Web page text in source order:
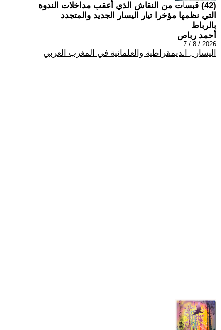
(42) قبسات من النقاش الذي أعقب مداخلات الندوة
التي نظمها مؤخرا تيار اليسار الجديد والمتجدد
بالرباط
أحمد رباص
2026 / 8 / 7
اليسار , الديمقراطية والعلمانية في المغرب العربي